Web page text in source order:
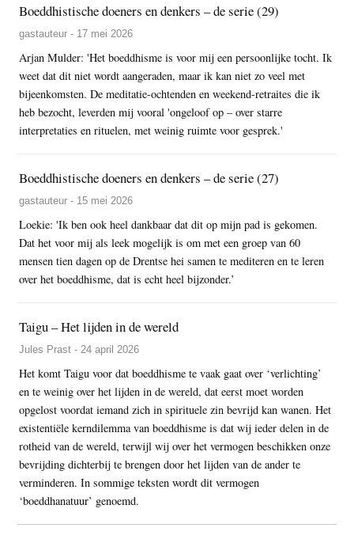
Boeddhistische doeners en denkers – de serie (29)
gastauteur - 17 mei 2026
Arjan Mulder: 'Het boeddhisme is voor mij een persoonlijke tocht. Ik
weet dat dit niet wordt aangeraden, maar ik kan niet zo veel met
bijeenkomsten. De meditatie-ochtenden en weekend-retraites die ik
heb bezocht, leverden mij vooral 'ongeloof op – over starre
interpretaties en rituelen, met weinig ruimte voor gesprek.'
Boeddhistische doeners en denkers – de serie (27)
gastauteur - 15 mei 2026
Loekie: 'Ik ben ook heel dankbaar dat dit op mijn pad is gekomen.
Dat het voor mij als leek mogelijk is om met een groep van 60
mensen tien dagen op de Drentse hei samen te mediteren en te leren
over het boeddhisme, dat is echt heel bijzonder.’
Taigu – Het lijden in de wereld
Jules Prast - 24 april 2026
Het komt Taigu voor dat boeddhisme te vaak gaat over ‘verlichting’
en te weinig over het lijden in de wereld, dat eerst moet worden
opgelost voordat iemand zich in spirituele zin bevrijd kan wanen. Het
existentiële kerndilemma van boeddhisme is dat wij ieder delen in de
rotheid van de wereld, terwijl wij over het vermogen beschikken onze
bevrijding dichterbij te brengen door het lijden van de ander te
verminderen. In sommige teksten wordt dit vermogen
‘boeddhanatuur’ genoemd.